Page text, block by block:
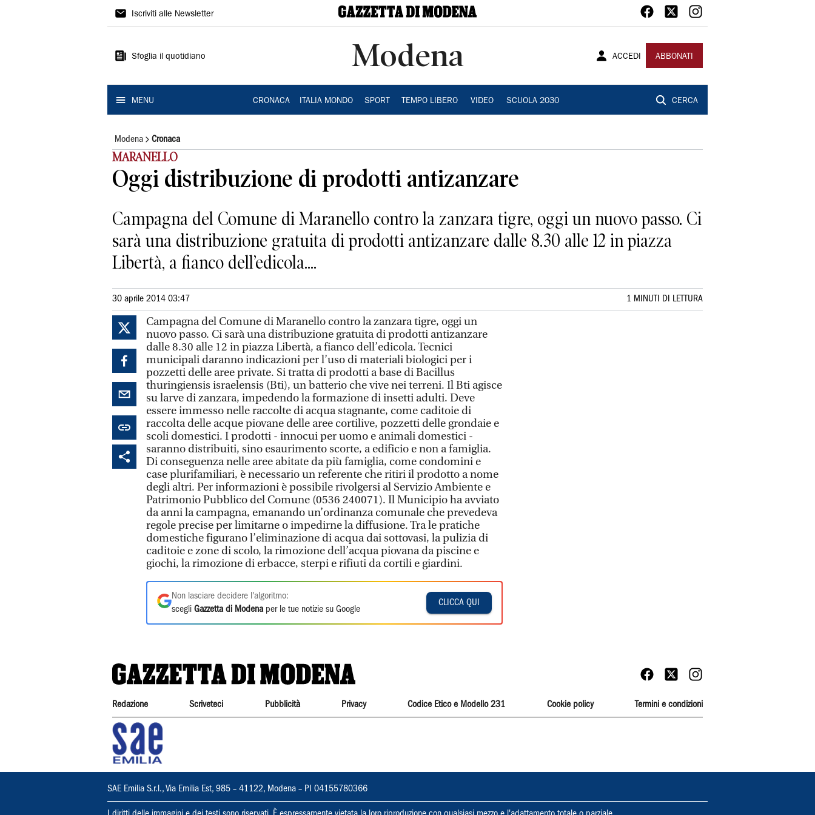
Gazzetta
Modena
Iscriviti alle Newsletter
Sfoglia il quotidiano Modena ACCEDI ABBONATI
MENU CRONACA ITALIA MONDO SPORT TEMPO LIBERO VIDEO SCUOLA 2030 CERCA
Modena Cronaca
MARANELLO
Oggi distribuzione di prodotti antizanzare
Campagna del Comune di Maranello contro la zanzara tigre, oggi un nuovo passo. Ci
sarà una distribuzione gratuita di prodotti antizanzare dalle 8.30 alle 12 in piazza
Libertà, a fianco dell’edicola....
30 aprile 2014 03:47 1 MINUTI DI LETTURA
Campagna del Comune di Maranello contro la zanzara tigre, oggi un
nuovo passo. Ci sarà una distribuzione gratuita di prodotti antizanzare
dalle 8.30 alle 12 in piazza Libertà, a fianco dell’edicola. Tecnici
municipali daranno indicazioni per l’uso di materiali biologici per i
pozzetti delle aree private. Si tratta di prodotti a base di Bacillus
thuringiensis israelensis (Bti), un batterio che vive nei terreni. Il Bti agisce
su larve di zanzara, impedendo la formazione di insetti adulti. Deve
essere immesso nelle raccolte di acqua stagnante, come caditoie di
raccolta delle acque piovane delle aree cortilive, pozzetti delle grondaie e
scoli domestici. I prodotti - innocui per uomo e animali domestici -
saranno distribuiti, sino esaurimento scorte, a edificio e non a famiglia.
Di conseguenza nelle aree abitate da più famiglia, come condomini e
case plurifamiliari, è necessario un referente che ritiri il prodotto a nome
degli altri. Per informazioni è possibile rivolgersi al Servizio Ambiente e
Patrimonio Pubblico del Comune (0536 240071). Il Municipio ha avviato
da anni la campagna, emanando un’ordinanza comunale che prevedeva
regole precise per limitarne o impedirne la diffusione. Tra le pratiche
domestiche figurano l’eliminazione di acqua dai sottovasi, la pulizia di
caditoie e zone di scolo, la rimozione dell’acqua piovana da piscine e
giochi, la rimozione di erbacce, sterpi e rifiuti da cortili e giardini.
Non lasciare decidere l'algoritmo:
scegli Gazzetta di Modena per le tue notizie su Google
CLICCA QUI
Redazione Scriveteci Pubblicità Privacy Codice Etico e Modello 231 Cookie policy Termini e condizioni
SAE Emilia S.r.l., Via Emilia Est, 985 – 41122, Modena – PI 04155780366